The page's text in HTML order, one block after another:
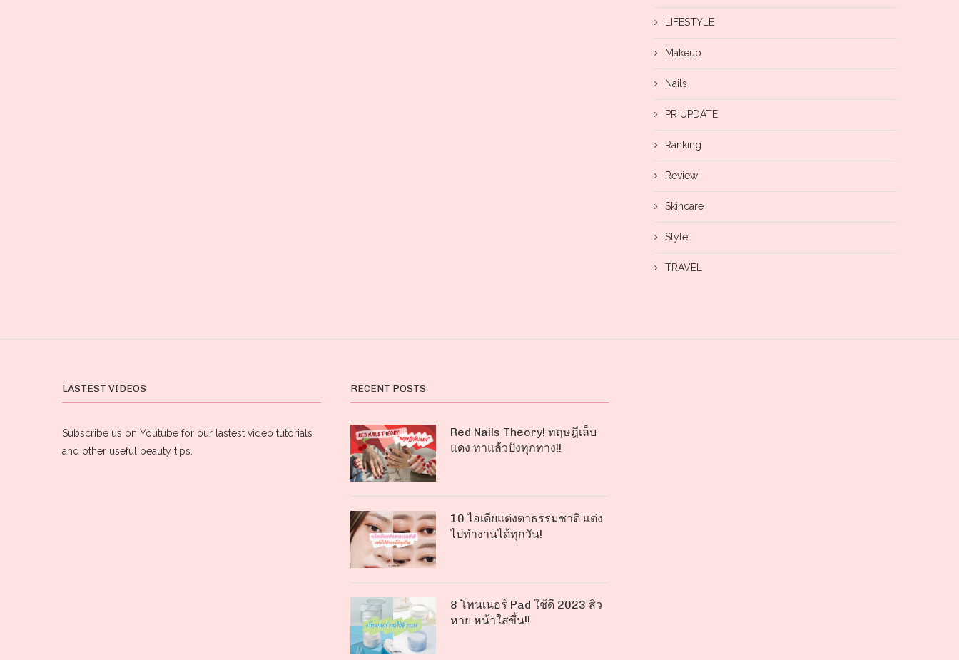
LIFESTYLE
Makeup
Nails
PR UPDATE
Ranking
Review
Skincare
Style
TRAVEL
LASTEST VIDEOS
Subscribe us on Youtube for our lastest video tutorials
and other useful beauty tips.
RECENT POSTS
Red Nails Theory! ทฤษฎีเล็บ
แดง ทาแล้วปังทุกทาง!!
10 ไอเดียแต่งตาธรรมชาติ แต่ง
ไปทำงานได้ทุกวัน!
8 โทนเนอร์ Pad ใช้ดี 2023 สิว
หาย หน้าใสขึ้น!!